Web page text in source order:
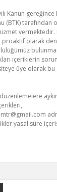
Kanun
(BTK) tarafından
proaktif olarak
içeriklerin
üye olarak
yasal süre